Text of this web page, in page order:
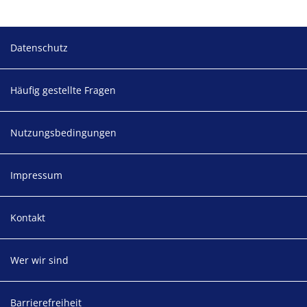
Datenschutz
Häufig gestellte Fragen
Nutzungsbedingungen
Impressum
Kontakt
Wer wir sind
Barrierefreiheit